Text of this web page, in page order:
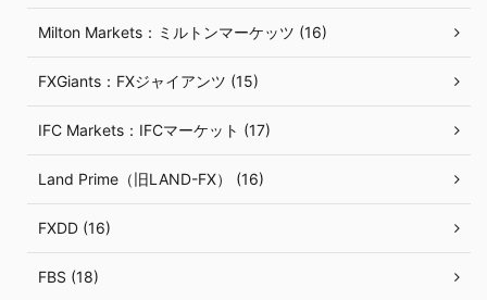
Milton Markets：ミルトンマーケッツ (16)
FXGiants：FXジャイアンツ (15)
IFC Markets：IFCマーケット (17)
Land Prime（旧LAND-FX） (16)
FXDD (16)
FBS (18)